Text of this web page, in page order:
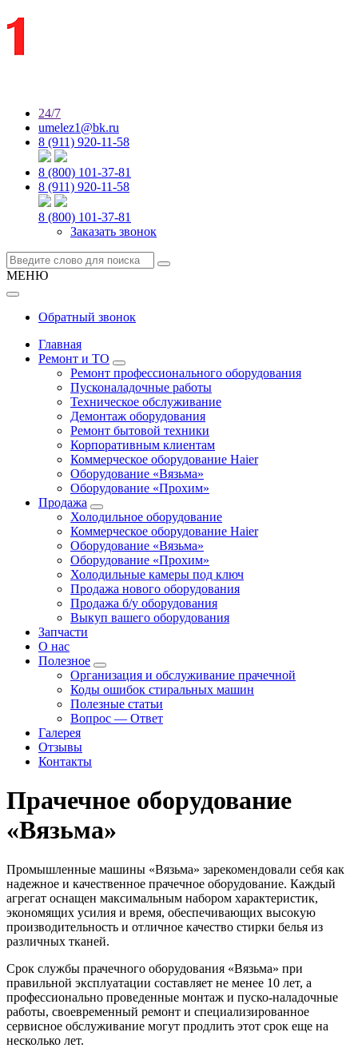
24/7
umelez1@bk.ru
8 (911) 920-11-58
8 (800) 101-37-81
8 (911) 920-11-58
8 (800) 101-37-81
Заказать звонок
МЕНЮ
Обратный звонок
Главная
Ремонт и ТО
Ремонт профессионального оборудования
Пусконаладочные работы
Техническое обслуживание
Демонтаж оборудования
Ремонт бытовой техники
Корпоративным клиентам
Коммерческое оборудование Haier
Оборудование «Вязьма»
Оборудование «Прохим»
Продажа
Холодильное оборудование
Коммерческое оборудование Haier
Оборудование «Вязьма»
Оборудование «Прохим»
Холодильные камеры под ключ
Продажа нового оборудования
Продажа б/у оборудования
Выкуп вашего оборудования
Запчасти
О нас
Полезное
Организация и обслуживание прачечной
Коды ошибок стиральных машин
Полезные статьи
Вопрос — Ответ
Галерея
Отзывы
Контакты
Прачечное оборудование
«Вязьма»
Промышленные машины «Вязьма» зарекомендовали себя как
надежное и качественное прачечное оборудование. Каждый
агрегат оснащен максимальным набором характеристик,
экономящих усилия и время, обеспечивающих высокую
производительность и отличное качество стирки белья из
различных тканей.
Срок службы прачечного оборудования «Вязьма» при
правильной эксплуатации составляет не менее 10 лет, а
профессионально проведенные монтаж и пуско-наладочные
работы, своевременный ремонт и специализированное
сервисное обслуживание могут продлить этот срок еще на
несколько лет.